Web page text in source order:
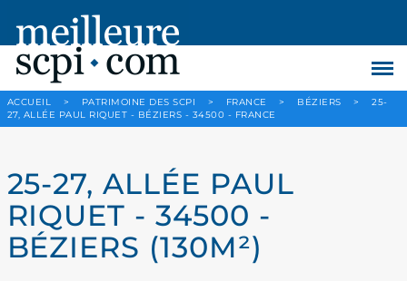
ACCUEIL > PATRIMOINE DES SCPI > FRANCE > BÉZIERS >
25-
27, ALLÉE PAUL RIQUET - BÉZIERS - 34500 - FRANCE
25-27, ALLÉE PAUL
RIQUET - 34500 -
BÉZIERS (130M²)